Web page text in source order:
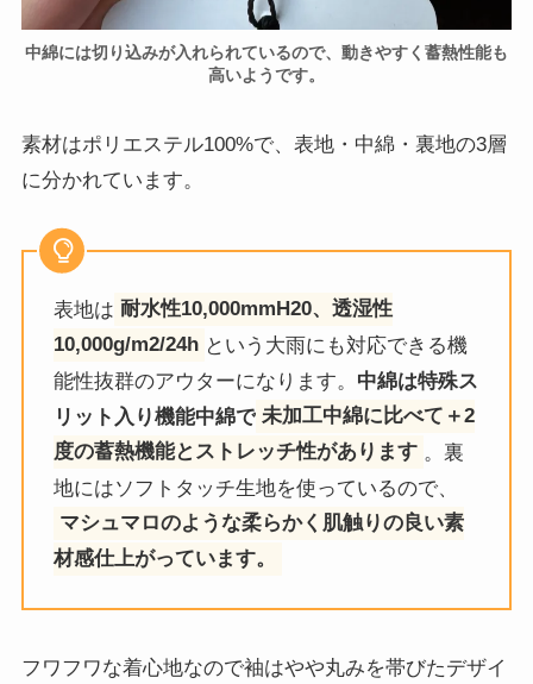
中綿には切り込みが入れられているので、動きやすく蓄熱性能も
高いようです。
素材はポリエステル100%で、表地・中綿・裏地の3層
に分かれています。
表地は 耐水性10,000mmH20、透湿性
10,000g/m2/24h という大雨にも対応できる機
能性抜群のアウターになります。 中綿は特殊ス
リット入り機能中綿で 未加工中綿に比べて＋2
度の蓄熱機能とストレッチ性があります 。裏
地にはソフトタッチ生地を使っているので、
マシュマロのような柔らかく肌触りの良い素
材感仕上がっています。
フワフワな着心地なので袖はやや丸みを帯びたデザイ